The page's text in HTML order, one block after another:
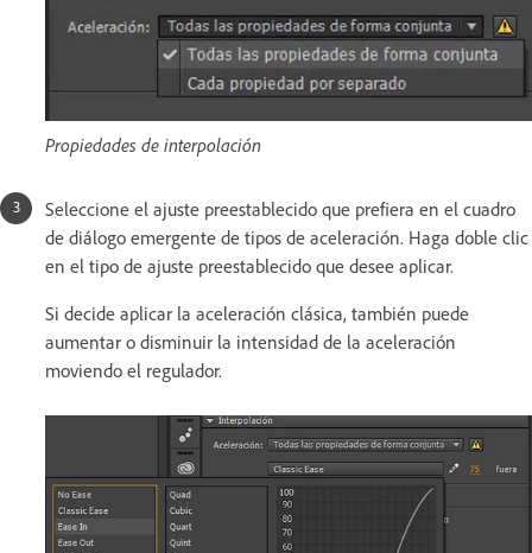
Propiedades de interpolación
Seleccione el ajuste preestablecido que prefiera en el cuadro
de diálogo emergente de tipos de aceleración. Haga doble clic
en el tipo de ajuste preestablecido que desee aplicar.
Si decide aplicar la aceleración clásica, también puede
aumentar o disminuir la intensidad de la aceleración
moviendo el regulador.